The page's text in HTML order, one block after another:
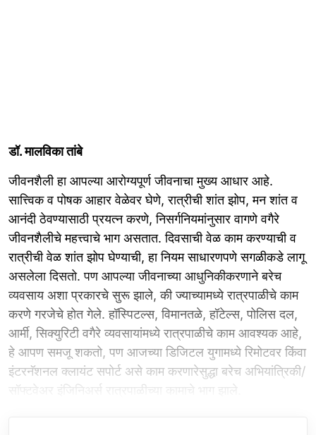
डॉ. मालविका तांबे
जीवनशैली हा आपल्या आरोग्यपूर्ण जीवनाचा मुख्य आधार आहे.
सात्त्विक व पोषक आहार वेळेवर घेणे, रात्रीची शांत झोप, मन शांत व
आनंदी ठेवण्यासाठी प्रयत्न करणे, निसर्गनियमांनुसार वागणे वगैरे
जीवनशैलीचे महत्त्वाचे भाग असतात. दिवसाची वेळ काम करण्याची व
रात्रीची वेळ शांत झोप घेण्याची, हा नियम साधारणपणे सगळीकडे लागू
असलेला दिसतो. पण आपल्या जीवनाच्या आधुनिकीकरणाने बरेच
व्यवसाय अशा प्रकारचे सुरू झाले, की ज्याच्यामध्ये रात्रपाळीचे काम
करणे गरजेचे होत गेले. हॉस्पिटल्स, विमानतळे, हॉटेल्स, पोलिस दल,
आर्मी, सिक्युरिटी वगैरे व्यवसायांमध्ये रात्रपाळीचे काम आवश्यक आहे,
हे आपण समजू शकतो, पण आजच्या डिजिटल युगामध्ये रिमोटवर किंवा
इंटरनॅशनल क्लायंट सपोर्ट असे काम करणारेसुद्धा बरेच अभियांत्रिकी/
सॉफ्टवेअर इंजिनिअर्स रात्रपाळीच्या कामाचे भाग झाले.